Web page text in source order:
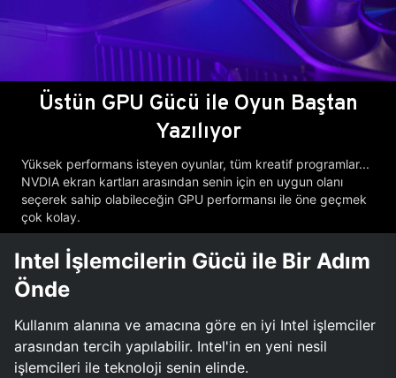
Üstün GPU Gücü ile Oyun Baştan
Yazılıyor
Yüksek performans isteyen oyunlar, tüm kreatif programlar...
NVDIA ekran kartları arasından senin için en uygun olanı
seçerek sahip olabileceğin GPU performansı ile öne geçmek
çok kolay.
Intel İşlemcilerin Gücü ile Bir Adım
Önde
Kullanım alanına ve amacına göre en iyi Intel işlemciler
arasından tercih yapılabilir. Intel'in en yeni nesil
işlemcileri ile teknoloji senin elinde.